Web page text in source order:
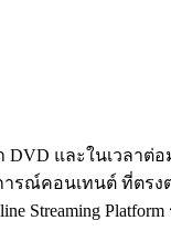
DVD และในเวลาต่
ารณ์คอนเทนต์ ที่ตรง
Streaming